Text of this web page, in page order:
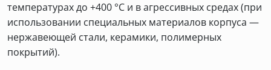
температурах до +400 °C и в агрессивных средах (при
использовании специальных материалов корпуса —
нержавеющей стали, керамики, полимерных
покрытий).